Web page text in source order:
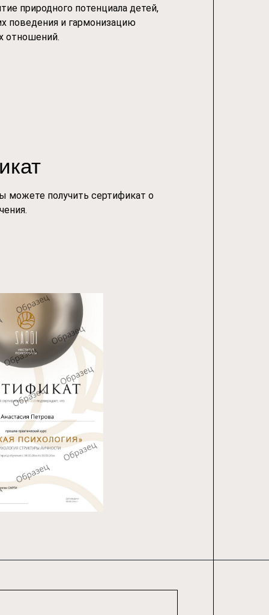
природного потенциала детей,
поведения и гармонизацию
отношений.
можете получить сертификат о